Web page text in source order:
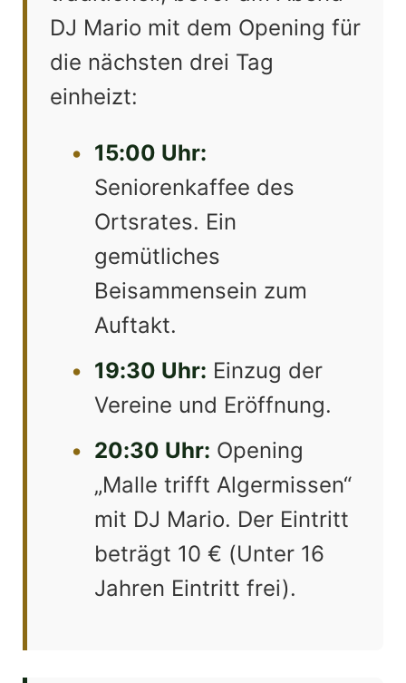
DJ Mario mit dem Opening für
die nächsten drei Tag
einheizt:
• 15:00 Uhr:
Seniorenkaffee des
Ortsrates. Ein
gemütliches
Beisammensein zum
Auftakt.
• 19:30 Uhr: Einzug der
Vereine und Eröffnung.
• 20:30 Uhr: Opening
„Malle trifft Algermissen“
mit DJ Mario. Der Eintritt
beträgt 10 € (Unter 16
Jahren Eintritt frei).